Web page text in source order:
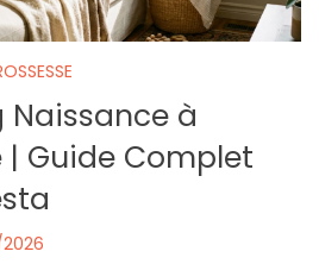
Naissance à
| Guide Complet